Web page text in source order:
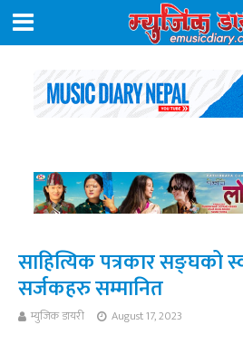
साहित्यिक पत्रकार सङ्घको
सर्जकहरु सम्मानित
म्युजिक डायरी August 17, 2023